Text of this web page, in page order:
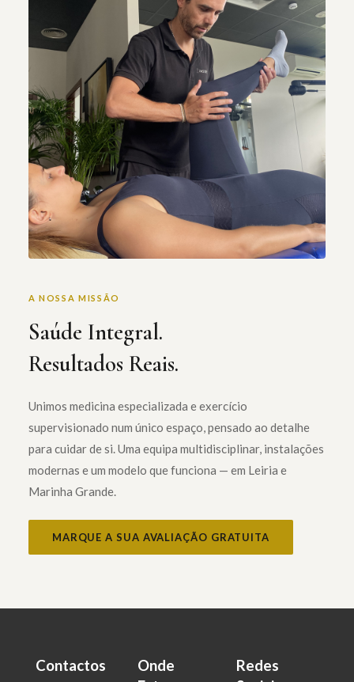
A NOSSA MISSÃO
Saúde Integral.
Resultados Reais.
Unimos medicina especializada e exercício
supervisionado num único espaço, pensado ao detalhe
para cuidar de si. Uma equipa multidisciplinar, instalações
modernas e um modelo que funciona — em Leiria e
Marinha Grande.
MARQUE A SUA AVALIAÇÃO GRATUITA
Contactos
Onde
Redes